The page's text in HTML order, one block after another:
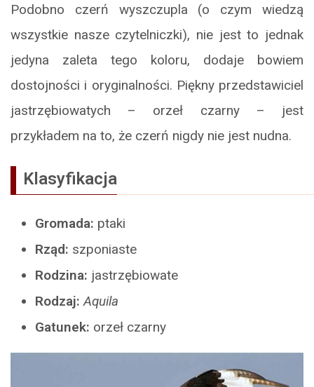
Podobno czerń wyszczupla (o czym wiedzą
wszystkie nasze czytelniczki), nie jest to jednak
jedyna zaleta tego koloru, dodaje bowiem
dostojności i oryginalności. Piękny przedstawiciel
jastrzębiowatych – orzeł czarny – jest
przykładem na to, że czerń nigdy nie jest nudna.
Klasyfikacja
Gromada: ptaki
Rząd: szponiaste
Rodzina: jastrzębiowate
Rodzaj:Aquila
Gatunek: orzeł czarny